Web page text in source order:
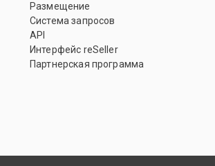
Размещение
Система запросов
API
Интерфейс reSeller
Партнерская программа